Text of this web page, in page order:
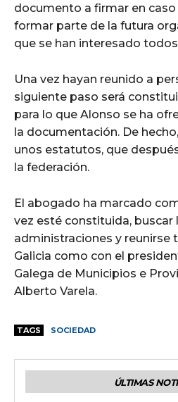
documento a firmar en caso
formar parte de la futura
que se han interesado
Una vez hayan reunido a
siguiente paso será
para lo que Alonso se ha
la documentación. De
unos estatutos, que
la federación.
El abogado ha marcado
vez esté constituida, buscar
administraciones y reunirse
Galicia como con el
Galega de Municipios e
Alberto Varela.
TAGS SOCIEDAD
ÚLTIMAS